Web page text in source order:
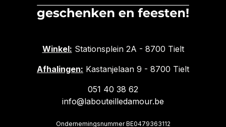
Winkel: Stationsplein 2A - 8700 Tielt
Afhalingen: Kastanjelaan 9 - 8700 Tielt
051 40 38 62
info@labouteilledamour.be
Ondernemingsnummer BE0479363112